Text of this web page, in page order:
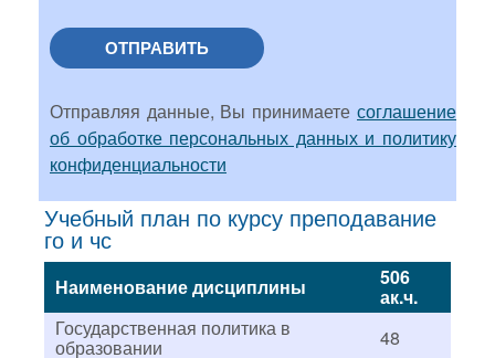
ОТПРАВИТЬ
Отправляя данные, Вы принимаете соглашение
об обработке персональных данных и политику
конфиденциальности
Учебный план по курсу преподавание
го и чс
Наименование дисциплины 506
ак.ч.
Государственная политика в
образовании 48